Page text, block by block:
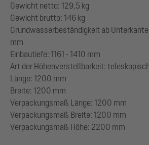
Gewicht netto: 129,5 kg
Gewicht brutto: 146 kg
Grundwasserbeständigkeit ab
mm
Einbautiefe: 1161 - 1410 mm
Art der Höhenverstellbarkeit:
Länge: 1200 mm
Breite: 1200 mm
Verpackungsmaß Länge: 1200 mm
Verpackungsmaß Breite: 1200 mm
Verpackungsmaß Höhe: 2200 mm